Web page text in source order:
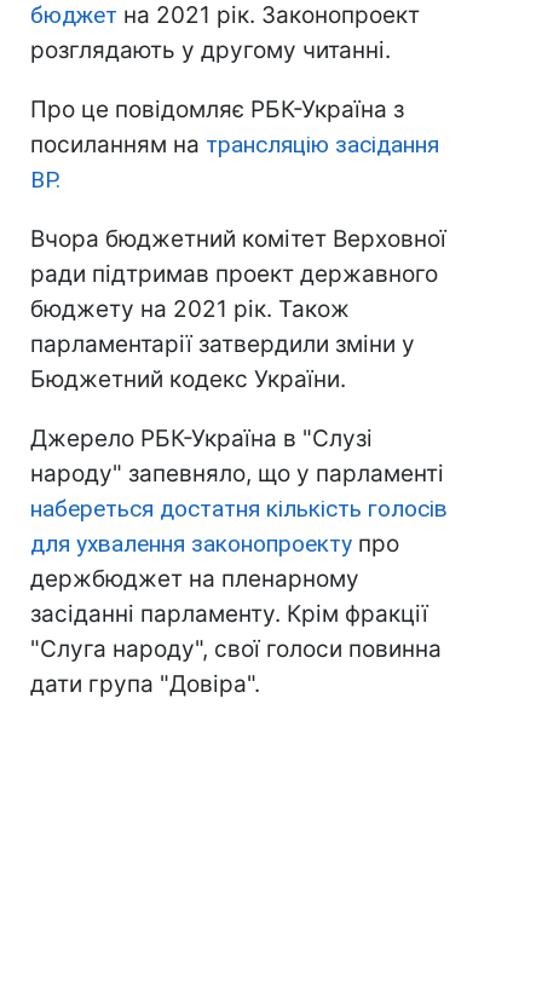
бюджет на 2021 рік. Законопроект
розглядають у другому читанні.
Про це повідомляє РБК-Україна з
посиланням на трансляцію засідання
ВР.
Вчора бюджетний комітет Верховної
ради підтримав проект державного
бюджету на 2021 рік. Також
парламентарії затвердили зміни у
Бюджетний кодекс України.
Джерело РБК-Україна в "Слузі
народу" запевняло, що у парламенті
набереться достатня кількість голосів
для ухвалення законопроекту про
держбюджет на пленарному
засіданні парламенту. Крім фракції
"Слуга народу", свої голоси повинна
дати група "Довіра".